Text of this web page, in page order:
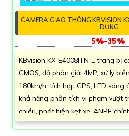
CAMERA GIAO THÔNG KBVISION
DỤNG
5%-35%
KBvision KX-E4008ITN-L trang bị
CMOS, độ phân giải 4MP, xử lý
180km/h, tích hợp GPS, LED sáng
khả năng phân tích vi phạm vượt
chiều, phát hiện kẹt xe, ANPR